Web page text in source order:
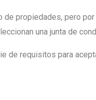
propiedades, pero
una junta de
de requisitos para